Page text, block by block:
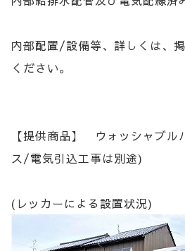
内部配置/設備等、詳しくは、
ください。
【提供商品】 ウォッシャブ
ス/電気引込工事は別途)
(レッカーによる設置状況)